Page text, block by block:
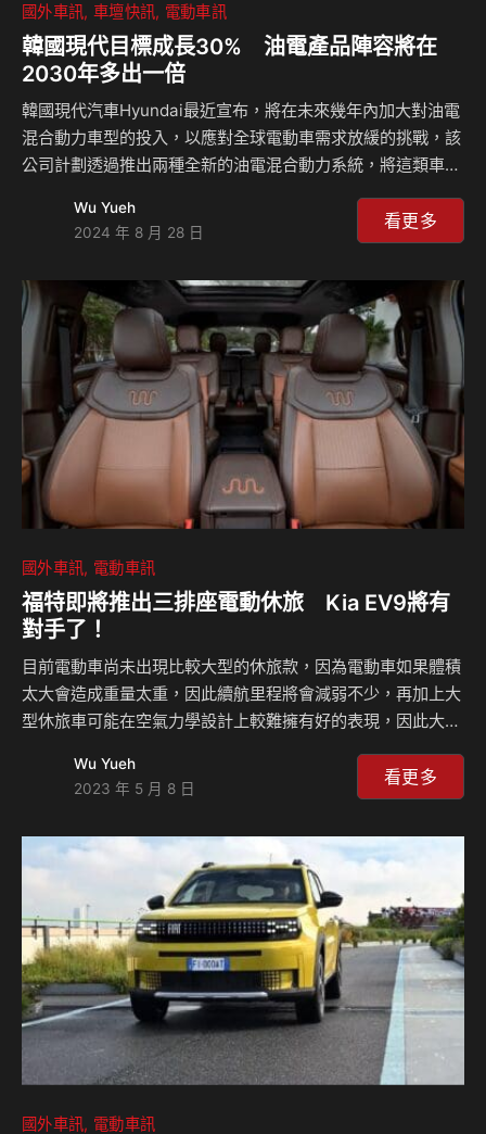
國外車訊 車壇快訊 電動車訊
韓國現代目標成長30% 油電產品陣容將在
2030年多出一倍
韓國現代汽車Hyundai最近宣布，將在未來幾年內加大對油電
混合動力車型的投入，以應對全球電動車需求放緩的挑戰，該
公司計劃透過推出兩種全新的油電混合動力系統，將這類車型
Genesis，這是現代應對市場變化的重要戰略，未來也將提高
油電動力車款的銷售量，並且到2030年將全球銷售量提高
Hyundai現代汽車選擇加強油電混合動力技術的開發與推廣，
該公司認為，雖然電動車在環保方面具有明顯優勢，但在基礎
設施尚不完善的市場中，油電動力車更能滿足消費者的需求，
油電動力系統不僅在油耗和排放方面表現出色，還能夠…
Wu Yueh
2024 年 8 月 28 日
看更多
國外車訊 電動車訊
福特即將推出三排座電動休旅 Kia EV9將有
對手了！
目前電動車尚未出現比較大型的休旅款，因為電動車如果體積
太大會造成重量太重，因此續航里程將會減弱不少，再加上大
型休旅車可能在空氣力學設計上較難擁有好的表現，因此大部
讓大家驚艷，三排座的純電休旅車款可以如此精美又實用，現
在福特也表示他們即將推出類似的產品，與Kia EV9共同競爭
動休旅車的計畫，其規格將會在Mustang Mach-E之上，而
根據外媒表示這是在2023年第一季財報發佈之後，品牌執行
長親自公布的計畫，他們認為在兩排座椅的跨界車款市場已經
相當飽和，而如果做出差異化的產品，例…
Wu Yueh
2023 年 5 月 8 日
看更多
國外車訊 電動車訊